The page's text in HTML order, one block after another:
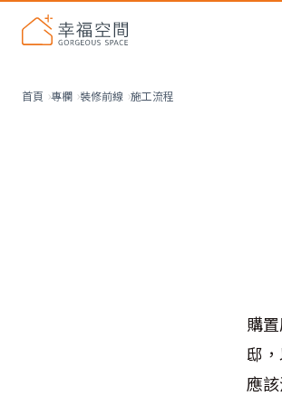
首頁 專欄 裝修前線 施工流程
購
邸
應